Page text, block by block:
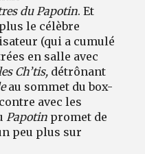
du Papotin. Et
le célèbre
(qui a cumulé
en salle avec
Ch’tis, détrônant
au sommet du box-
avec les
Papotin promet de
peu plus sur